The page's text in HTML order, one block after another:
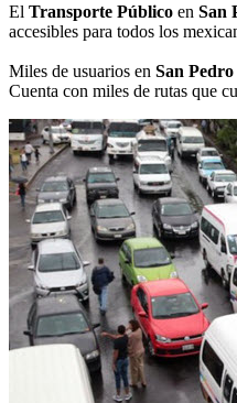
El Transporte Público en San
accesibles para todos los
Miles de usuarios en San
Cuenta con miles de rutas que